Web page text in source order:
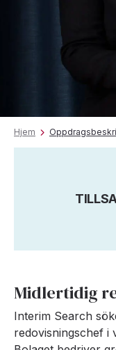
Hjem
Midlertidig
Interim Search
redovisningschef i